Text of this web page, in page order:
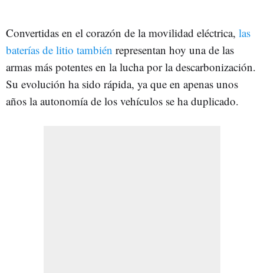
Convertidas en el corazón de la movilidad eléctrica, las
baterías de litio también representan hoy una de las
armas más potentes en la lucha por la descarbonización.
Su evolución ha sido rápida, ya que en apenas unos
años la autonomía de los vehículos se ha duplicado.